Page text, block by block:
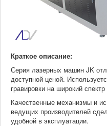
Краткое описание:
Серия лазерных машин JK
доступной ценой.
гравировки на широкий
Качественные механизмы и
ведущих производителей
удобной в эксплуатации.